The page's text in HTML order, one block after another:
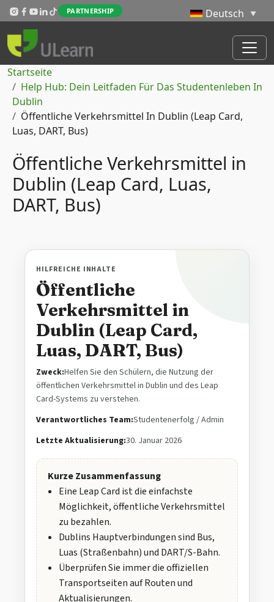
Direkt zum InhaltPARTNERSHIP
Pfadnavigation
Startseite
Help Hub: Dein Leitfaden Für Das Studentenleben In
Dublin
Öffentliche Verkehrsmittel In Dublin (Leap Card,
Luas, DART, Bus)
Öffentliche Verkehrsmittel in
Dublin (Leap Card, Luas,
DART, Bus)
HILFREICHE INHALTE
Öffentliche
Verkehrsmittel in
Dublin (Leap Card,
Luas, DART, Bus)
Zweck:Helfen Sie den Schülern, die Nutzung der
öffentlichen Verkehrsmittel in Dublin und des Leap
Card-Systems zu verstehen.
Verantwortliches Team:Studentenerfolg / Admin
Letzte Aktualisierung:30. Januar 2026
Kurze Zusammenfassung
Eine Leap Card ist die einfachste
Möglichkeit, öffentliche Verkehrsmittel
zu bezahlen.
Dublins Hauptverbindungen sind Bus,
Luas (Straßenbahn) und DART/S-Bahn.
Überprüfen Sie immer die offiziellen
Transportseiten auf Routen und
Aktualisierungen.